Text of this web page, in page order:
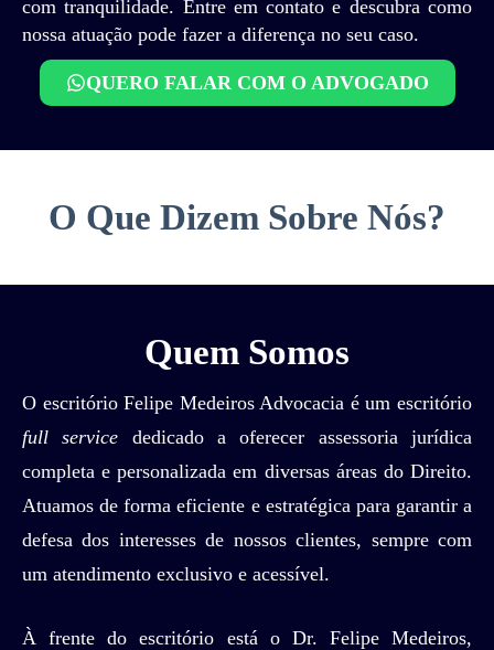
com tranquilidade. Entre em contato e descubra como
nossa atuação pode fazer a diferença no seu caso.
QUERO FALAR COM O ADVOGADO
O Que Dizem Sobre Nós?
Quem Somos
O escritório Felipe Medeiros Advocacia é um escritório
full service dedicado a oferecer assessoria jurídica
completa e personalizada em diversas áreas do Direito.
Atuamos de forma eficiente e estratégica para garantir a
defesa dos interesses de nossos clientes, sempre com
um atendimento exclusivo e acessível.
À frente do escritório está o Dr. Felipe Medeiros,